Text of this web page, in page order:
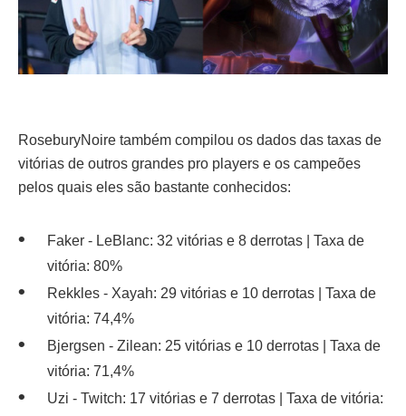
RoseburyNoire também compilou os dados das taxas de
vitórias de outros grandes pro players e os campeões
pelos quais eles são bastante conhecidos:
Faker - LeBlanc: 32 vitórias e 8 derrotas | Taxa de
vitória: 80%
Rekkles - Xayah: 29 vitórias e 10 derrotas | Taxa de
vitória: 74,4%
Bjergsen - Zilean: 25 vitórias e 10 derrotas | Taxa de
vitória: 71,4%
Uzi - Twitch: 17 vitórias e 7 derrotas | Taxa de vitória: